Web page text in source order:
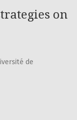
on
de